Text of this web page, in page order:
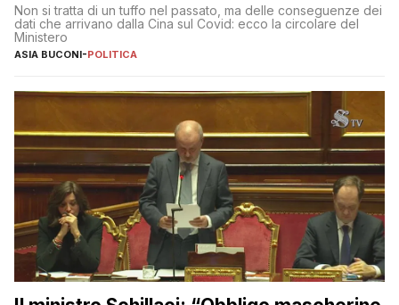
Non si tratta di un tuffo nel passato, ma delle conseguenze dei
dati che arrivano dalla Cina sul Covid: ecco la circolare del
Ministero
ASIA BUCONI-POLITICA